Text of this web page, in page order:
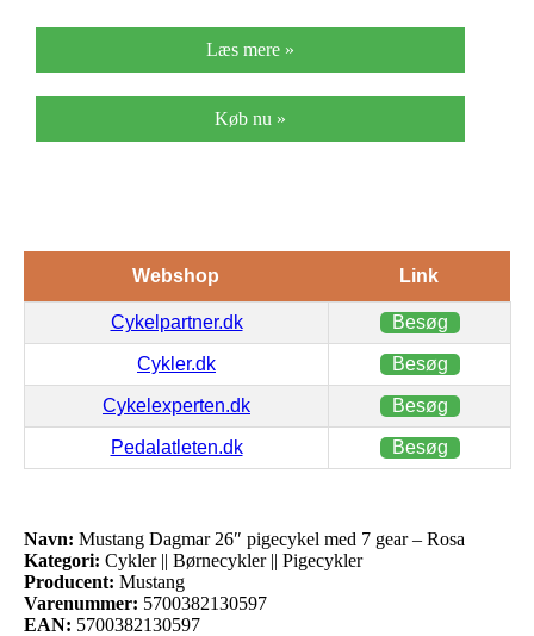
Læs mere »
Køb nu »
Webshop Link
Cykelpartner.dk Besøg
Cykler.dk Besøg
Cykelexperten.dk Besøg
Pedalatleten.dk Besøg
Navn: Mustang Dagmar 26″ pigecykel med 7 gear – Rosa
Kategori: Cykler || Børnecykler || Pigecykler
Producent: Mustang
Varenummer: 5700382130597
EAN: 5700382130597